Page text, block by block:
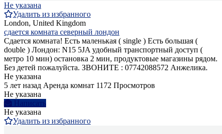
Не указана
Удалить из избранного
London, United Kingdom
сдается комната северный лондон
Сдается комната! Есть маленькая ( single ) Есть большая (
double ) Лондон: N15 5JA удобный транспортный доступ (
метро 10 мин) остановка 2 мин, продуктовые магазины рядом.
Без детей пожалуйста. ЗВОНИТЕ : 07742088572 Анжелика.
Не указана
5 лет назад Аренда комнат 1172 Просмотров
Не указана
Написать
Не указана
Удалить из избранного